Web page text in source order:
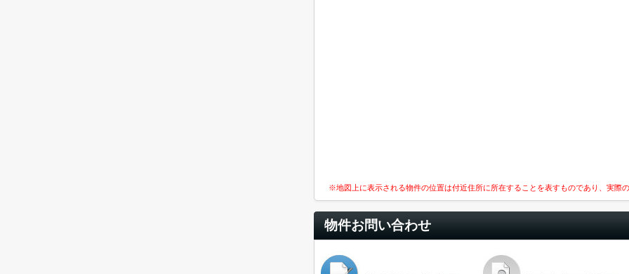
※地図上に表示される物件の位置は付近住所に所在することを表すものであり、実際
物件お問い合わせ